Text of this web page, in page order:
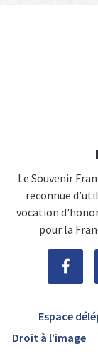
Le Souvenir
reconnue
vocation
pour la
Espace
Droit à l’image